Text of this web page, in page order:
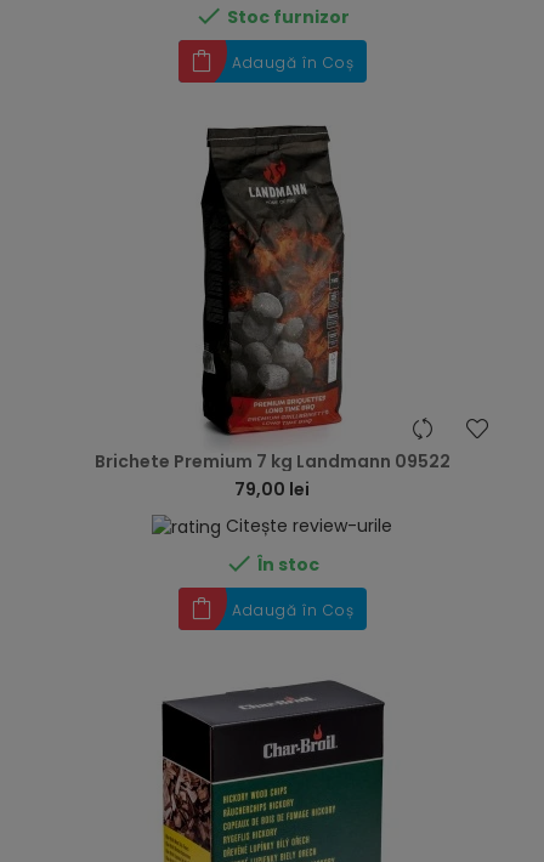
 Stoc furnizor
Adaugă în Coș
Brichete Premium 7 kg Landmann 09522
79,00 lei
Citește review-urile
 În stoc
Adaugă în Coș